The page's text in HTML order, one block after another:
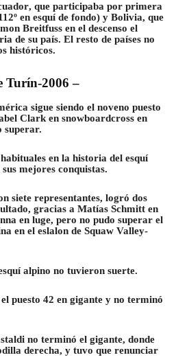
, que participaba por primera
en esquí de fondo) y Bolivia, que
Breitfuss en el descenso el
de su país. El resto de países no
históricos.
Turín-2006 –
sigue siendo el noveno puesto
Clark en snowboardcross en
superar.
en la historia del esquí
mejores conquistas.
siete representantes, logró dos
gracias a Matías Schmitt en
en luge, pero no pudo superar el
en el eslalon de Squaw Valley-
alpino no tuvieron suerte.
puesto 42 en gigante y no terminó
no terminó el gigante, donde
derecha, y tuvo que renunciar